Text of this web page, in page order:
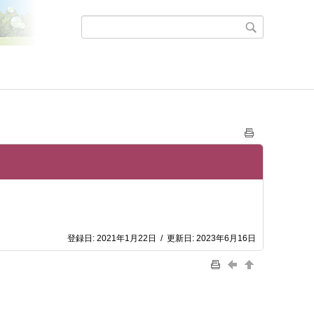
登録日: 2021年1月22日 / 更新日: 2023年6月16日